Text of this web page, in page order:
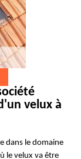
velux à
dans le domaine
le velux va être